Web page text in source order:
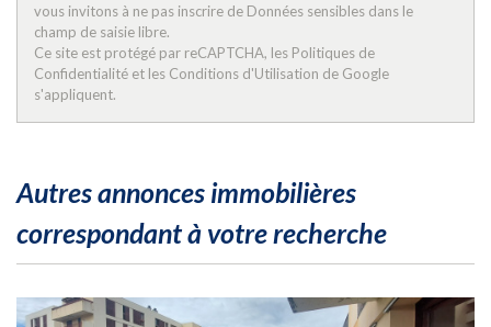
vous invitons à ne pas inscrire de Données sensibles dans le
champ de saisie libre.
Ce site est protégé par reCAPTCHA, les Politiques de
Confidentialité et les Conditions d'Utilisation de Google
s'appliquent.
autres annonces immobilières
correspondant à votre recherche